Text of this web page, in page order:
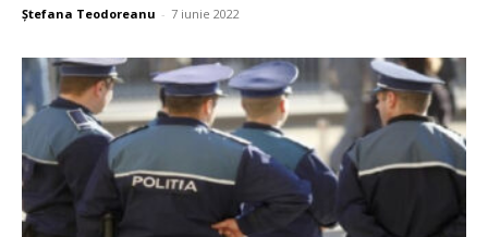
Ștefana Teodoreanu - 7 iunie 2022